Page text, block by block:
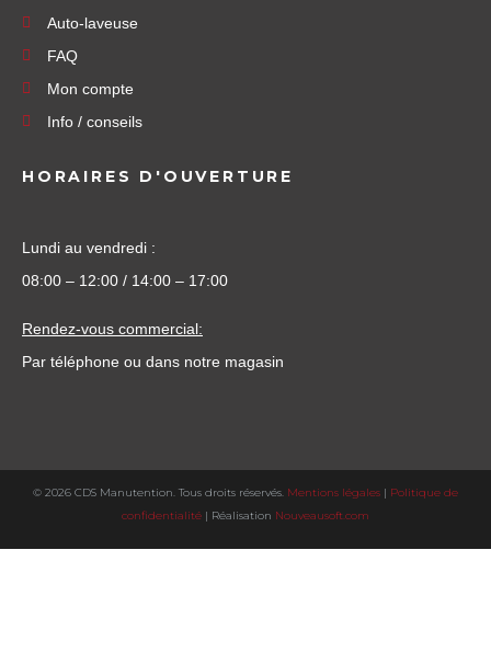
Auto-laveuse
FAQ
Mon compte
Info / conseils
HORAIRES D'OUVERTURE
Lundi au vendredi :
08:00 – 12:00 / 14:00 – 17:00
Rendez-vous commercial:
Par téléphone ou dans notre magasin
© 2026 CDS Manutention. Tous droits réservés. Mentions légales | Politique de
confidentialité | Réalisation Nouveausoft.com